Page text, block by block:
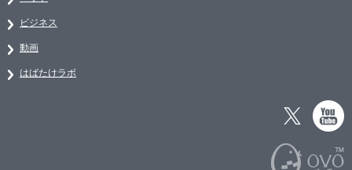
ビジネス
動画
はばたけラボ